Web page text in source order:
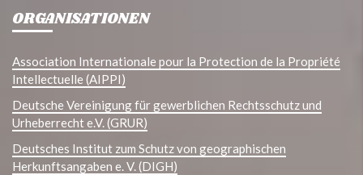
ORGANISATIONEN
Association Internationale pour la Protection de la Propriété
Intellectuelle (AIPPI)
Deutsche Vereinigung für gewerblichen Rechtsschutz und
Urheberrecht e.V. (GRUR)
Deutsches Institut zum Schutz von geographischen
Herkunftsangaben e. V. (DIGH)